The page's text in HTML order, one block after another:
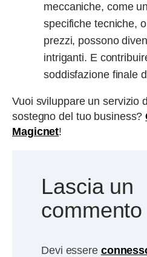
meccaniche, come
specifiche tecniche,
prezzi, possono
intriganti. E
soddisfazione finale
Vuoi sviluppare un servizio
sostegno del tuo business?
Magicnet!
Lascia un
commento
Devi essere